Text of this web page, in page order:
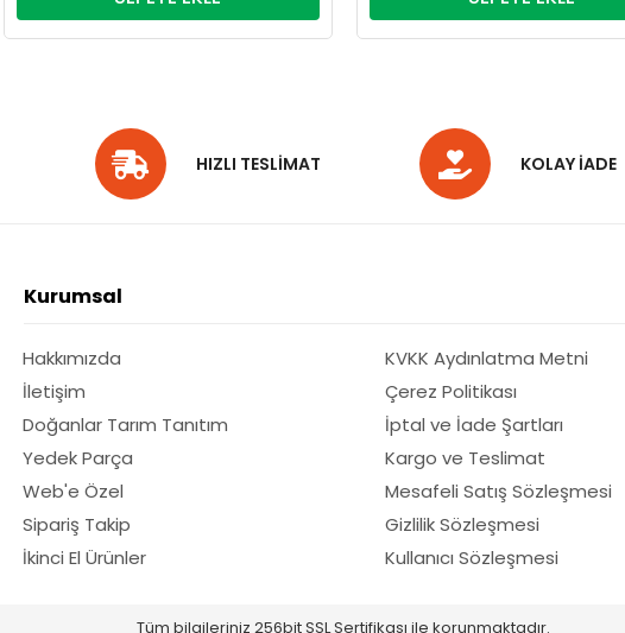
HIZLI TESLİMAT KOLAY İADE
Kurumsal
Hakkımızda
İletişim
Doğanlar Tarım Tanıtım
Yedek Parça
Web'e Özel
Sipariş Takip
İkinci El Ürünler
KVKK Aydınlatma Metni
Çerez Politikası
İptal ve İade Şartları
Kargo ve Teslimat
Mesafeli Satış Sözleşmesi
Gizlilik Sözleşmesi
Kullanıcı Sözleşmesi
Tüm bilgileriniz 256bit SSL Sertifikası ile korunmaktadır.